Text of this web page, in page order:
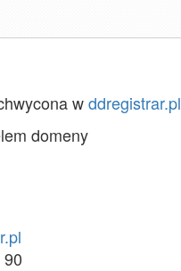
wddregistrar.pl
domeny